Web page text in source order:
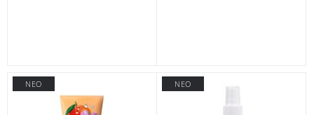
ΝΕΟ ΝΕΟ